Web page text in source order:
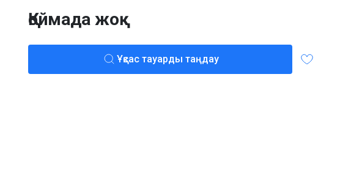
Қоймада жоқ
Ұқсас тауарды таңдау